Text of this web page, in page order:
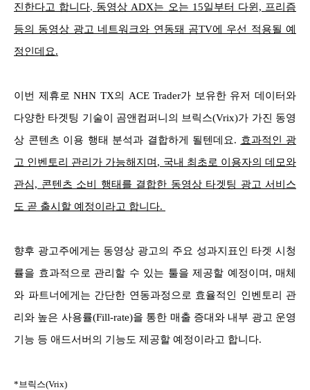
진한다고 합니다. 동영상 ADX는 오는 15일부터 다윈, 프리즘
등의 동영상 광고 네트워크와 연동돼 곰TV에 우선 적용될 예
정인데요.
이번 제휴로 NHN TX의 ACE Trader가 보유한 유저 데이터와
다양한 타겟팅 기술이 곰앤컴퍼니의 브릭스(Vrix)가 가진 동영
상 콘텐츠 이용 행태 분석과 결합하게 될텐데요. 효과적인 광
고 인벤토리 관리가 가능해지며, 국내 최초로 이용자의 데모와
관심, 콘텐츠 소비 행태를 결합한 동영상 타겟팅 광고 서비스
도 곧 출시할 예정이라고 합니다.
향후 광고주에게는 동영상 광고의 주요 성과지표인 타겟 시청
률을 효과적으로 관리할 수 있는 툴을 제공할 예정이며, 매체
와 파트너에게는 간단한 연동과정으로 효율적인 인벤토리 관
리와 높은 사용률(Fill-rate)을 통한 매출 증대와 내부 광고 운영
기능 등 애드서버의 기능도 제공할 예정이라고 합니다.
*브릭스(Vrix)